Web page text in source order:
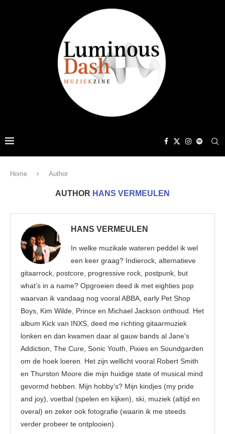
Home Author
AUTHOR HANS VERMEULEN
HANS VERMEULEN
In welke muzikale wateren peddel ik wel
een keer graag? Indierock, alternatieve
gitaarrock, postcore, progressive rock, postpunk, but
what’s in a name? Opgroeien deed ik met eighties pop
waarvan ik vandaag nog vooral ABBA, early Pet Shop
Boys, Kim Wilde, Prince en Michael Jackson onthoud. Het
album Kick van INXS, deed me richting gitaarmuziek
lonken en dan kwamen daar al gauw bands al Jane’s
Addiction, The Cure, Sonic Youth, Pixies en Soundgarden
om de hoek loeren. Het zijn wellicht vooral Robert Smith
en Thurston Moore die mijn huidige state of musical mind
gevormd hebben. Mijn hobby’s? Mijn kindjes (my pride
and joy), voetbal (spelen en kijken), ski, muziek (altijd en
overal) en zeker ook fotografie (waarin ik me steeds
verder probeer te ontplooien).